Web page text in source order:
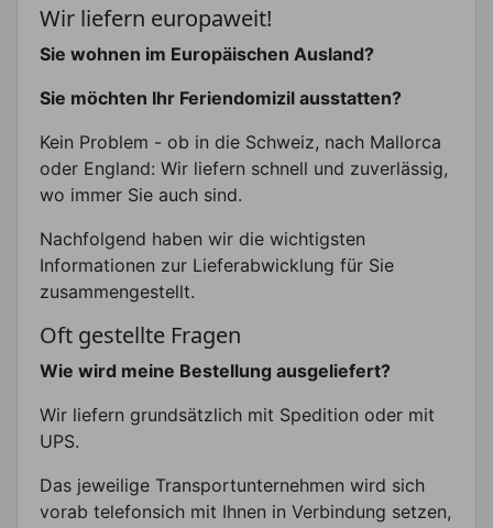
Wir liefern europaweit!
Sie wohnen im Europäischen Ausland?
Sie möchten Ihr Feriendomizil ausstatten?
Kein Problem - ob in die Schweiz, nach Mallorca
oder England: Wir liefern schnell und zuverlässig,
wo immer Sie auch sind.
Nachfolgend haben wir die wichtigsten
Informationen zur Lieferabwicklung für Sie
zusammengestellt.
Oft gestellte Fragen
Wie wird meine Bestellung ausgeliefert?
Wir liefern grundsätzlich mit Spedition oder mit
UPS.
Das jeweilige Transportunternehmen wird sich
vorab telefonsich mit Ihnen in Verbindung setzen,